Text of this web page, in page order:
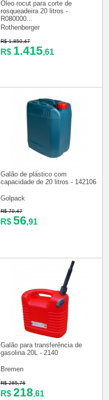
Óleo rocut para corte de
rosqueadeira 20 litros -
R080000...
Rothenberger
R$ 1.850,47
R$ 1.415,61
Galão de plástico com
capacidade de 20 litros - 142106
Golpack
R$ 70,47
R$ 56,91
Galão para transferência de
gasolina 20L - 2140
Bremen
R$ 285,76
R$ 218,61